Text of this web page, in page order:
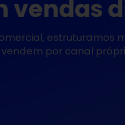
vendas
estruturamos
por canal